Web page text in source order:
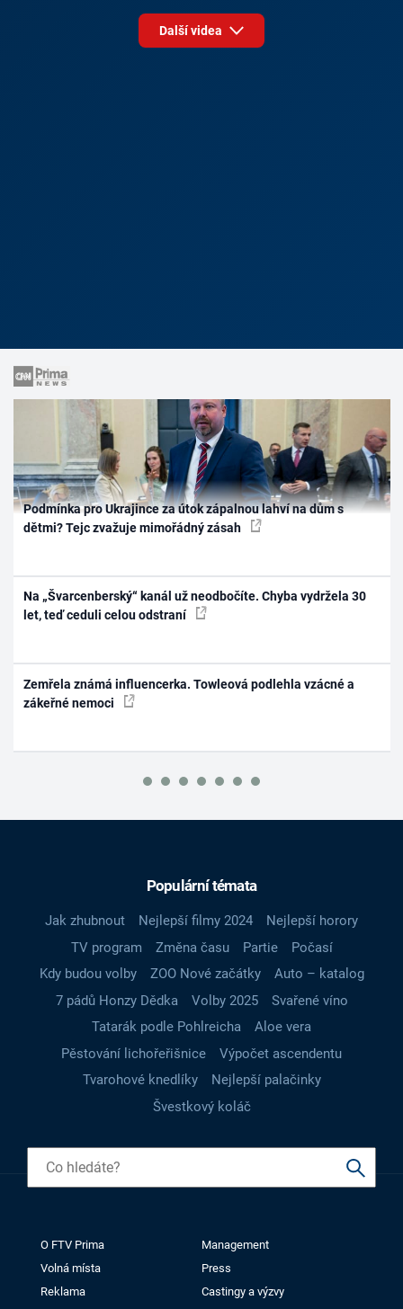
Další videa
Podmínka pro Ukrajince za útok zápalnou lahví na dům s
dětmi? Tejc zvažuje mimořádný zásah
Na „Švarcenberský“ kanál už neodbočíte. Chyba vydržela 30
let, teď ceduli celou odstraní
Zemřela známá influencerka. Towleová podlehla vzácné a
zákeřné nemoci
Populární témata
Jak zhubnout Nejlepší filmy 2024
Nejlepší horory
TV program
Změna času Partie
Počasí
Kdy budou volby
ZOO Nové začátky
Auto – katalog
7 pádů Honzy Dědka
Volby 2025
Svařené víno
Tatarák podle Pohlreicha
Aloe vera
Pěstování lichořeřišnice
Výpočet ascendentu
Tvarohové knedlíky
Nejlepší palačinky
Švestkový koláč
O FTV Prima
Management
Volná místa
Press
Reklama
Castingy a výzvy